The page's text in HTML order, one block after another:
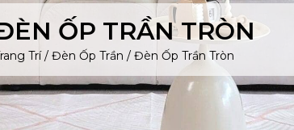
ỐP TRẦN TRÒN
Trí/ Đèn Ốp Trần / Đèn Ốp Trần Tròn